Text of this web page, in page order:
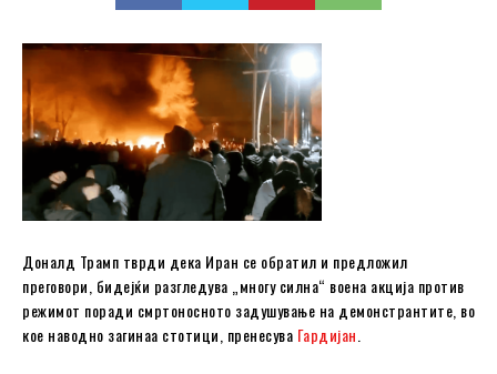
Доналд Трамп тврди дека Иран се обратил и предложил
преговори, бидејќи разгледува „многу силна“ воена акција против
режимот поради смртоносното задушување на демонстрантите, во
кое наводно загинаа стотици, пренесува Гардијан